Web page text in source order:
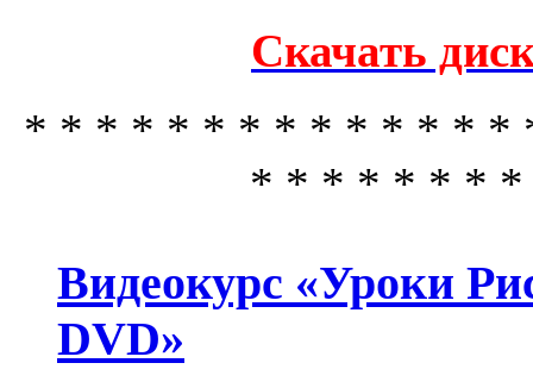
Скачать
* * * * * * * * * * * * * *
* * * * * * *
Видеокурс «Уроки
DVD»